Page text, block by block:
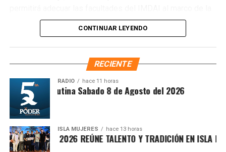
Fuente: 5to Poder Agencia de Noticias
Ley Nacional para Eliminar Trámites Burocráticos
mediante la instauración de la Autoridad Municipal de
Simplificación y Digitalización. Con ello, se busca agilizar
trámites, reducir cargas administrativas y mejorar la
CONTINUAR LEYENDO
RECIENTE
RADIO hace 11 horas
Síntesis Matutina Sabado 8 de Agosto del 2026
ISLA MUJERES hace 13 horas
ISLEÑO 2026 REÚNE TALENTO Y TRADICIÓN EN ISLA